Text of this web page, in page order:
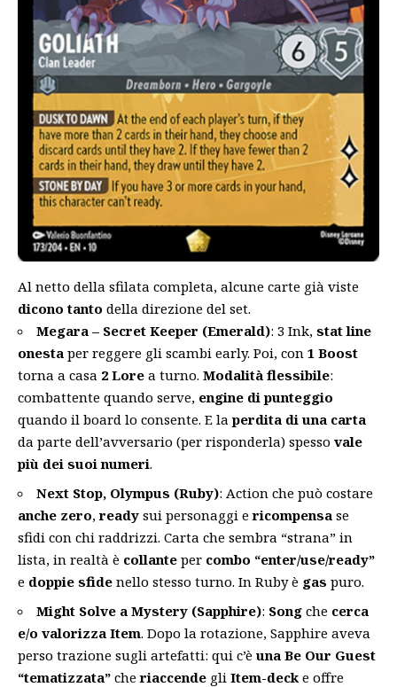
Al netto della sfilata completa, alcune carte già viste
dicono tanto della direzione del set.
Megara – Secret Keeper (Emerald): 3 Ink, stat line
onesta per reggere gli scambi early. Poi, con 1 Boost
torna a casa 2 Lore a turno. Modalità flessibile:
combattente quando serve, engine di punteggio
quando il board lo consente. E laperdita di una carta
da parte dell’avversario (per risponderla) spesso vale
più dei suoi numeri.
Next Stop, Olympus (Ruby): Action che può costare
anche zero,ready sui personaggi ericompensa se
sfidi con chi raddrizzi. Carta che sembra “strana” in
lista, in realtà è collante per combo “enter/use/ready”
e doppie sfide nello stesso turno. In Ruby è gas puro.
Might Solve a Mystery (Sapphire): Song che cerca
e/o valorizza Item. Dopo la rotazione, Sapphire aveva
perso trazione sugli artefatti: qui c’è una Be Our Guest
“tematizzata” cheriaccende gli Item-deck e offre